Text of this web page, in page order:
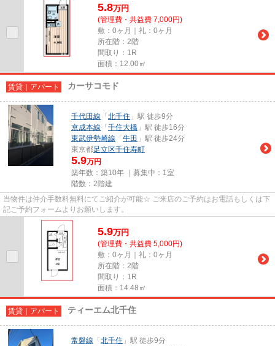
5.8万円
(管理費・共益費 7,000円)
敷：0ヶ月｜礼：0ヶ月
所在階：2階
間取り：1R
面積：12.00㎡
賃貸｜アパート カーサコモド
千代田線 「 北千住 」駅 徒歩9分
京成本線 「 千住大橋 」駅 徒歩16分
東武伊勢崎線 「 牛田 」駅 徒歩24分
東京都足立区千住寿町
5.9万円
築年数：築10年 ｜募集中： 1室
階数：2階建
当物件は仲介手数料無料にてご紹介が可能☆ ご来店のご予約はお電話もしくは下
記ご予約フォームよりお願いします。
5.9万円
(管理費・共益費 5,000円)
敷：0ヶ月｜礼：0ヶ月
所在階：2階
間取り：1R
面積：14.48㎡
賃貸｜アパート ティーエム北千住
常磐線 「 北千住 」駅 徒歩9分